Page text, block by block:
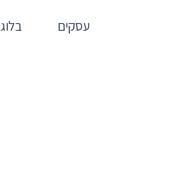
עסקים בלוג